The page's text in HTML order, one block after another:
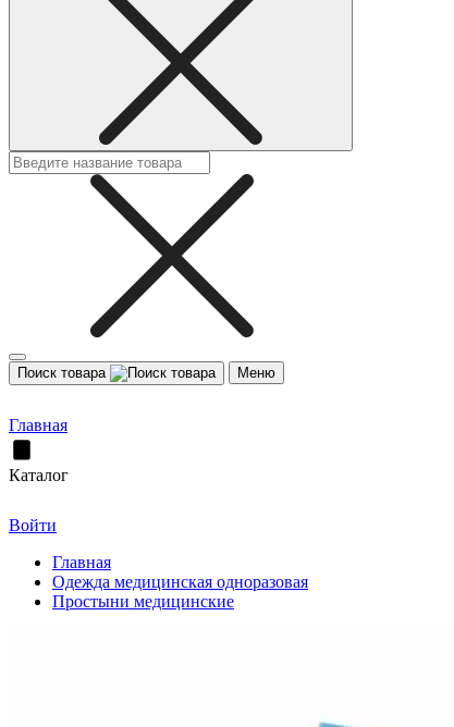
Поиск товара Меню
Главная
Каталог
Войти
Главная
Одежда медицинская одноразовая
Простыни медицинские